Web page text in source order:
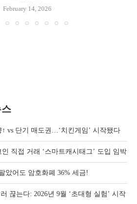
February 14, 2026
vs 단기 매도권…‘치킨게임’ 시작됐다
직접 거래 ‘스마트캐시태그’ 도입 임박
았어도 암호화폐 36% 세금!
끊는다: 2026년 9월 ‘초대형 실험’ 시작